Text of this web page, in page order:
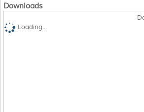
Downloads
Loading...